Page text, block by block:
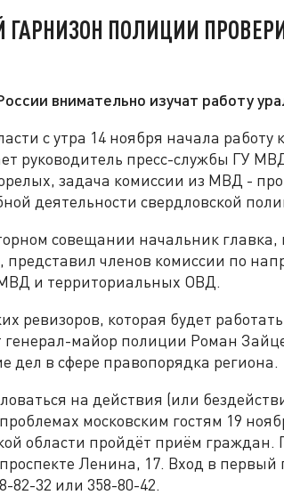
ГАРНИЗОН ПОЛИЦИИ
внимательно изучат работу
с утра 14 ноября начала
руководитель пресс-службы ГУ
задача комиссии из МВД -
деятельности свердловской
совещании начальник
членов комиссии по
и территориальных ОВД.
ревизоров, которая будет
генерал-майор полиции Роман
дел в сфере правопорядка региона.
на действия (или
московским гостям 19
области пройдёт приём граждан.
Ленина, 17. Вход в
82-32 или 358-80-42.